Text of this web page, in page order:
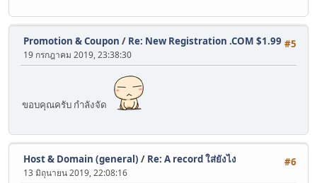
#5
Promotion & Coupon / Re: New Registration .COM $1.99
19 กรกฎาคม 2019, 23:38:30
ขอบคุณครับ กำลังจัด
#6
Host & Domain (general) / Re: A record ใส่ยังไง
13 มิถุนายน 2019, 22:08:16